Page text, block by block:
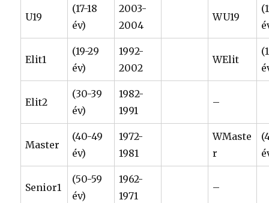
U19
(17-18
év)
2003-
2004
WU19
Elit1
(19-29
év)
1992-
2002
WElit
Elit2
(30-39
év)
1982-
1991
–
Master
(40-49
év)
1972-
1981
WMaste
r
Senior1
(50-59
év)
1962-
1971
–